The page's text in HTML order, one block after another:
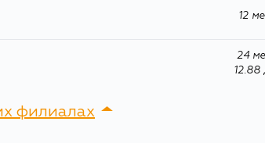
СВЕС 2015MM, 0T СВЕС 1615MM,
907.643, 907.645, СВЕС 1615 ММ,
906.213, 906.611, 906.711,
461.392, 211.220, 211.620, 211.020,
12
24
12.88
филиалах